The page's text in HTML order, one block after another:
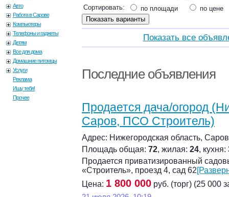
Авто
Работа в Сарове
Компьютеры
Телефоны и гаджеты
Детям
Все для дома
Домашние питомцы
Услуги
Реклама
Ищу тебя!
Прочее
Сортировать:
по площади по цене
Показать все
Последние объявления
Продается дача/огород
Саров, ПСО Строитель)
Адрес: Нижегородская область,
Площадь общая: 72, жилая: 24, кухня:
Продается приватизированный
«Строитель», проезд 4, сад 62
Цена: 1 800 000 руб. (торг) (25 000